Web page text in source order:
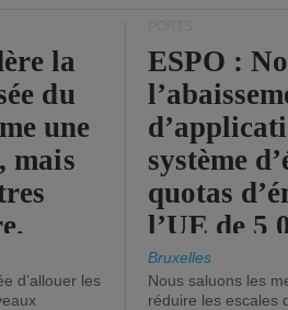
la
du
une
mais
d’allouer les
ESPO :
système
quotas
l’UE de 5
tonneaux
brute.
Bruxelles
Nous saluons les
réduire les escales